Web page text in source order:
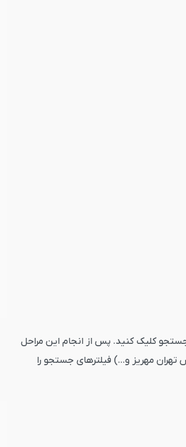
و بر گزینه جستجو کلیک کنید. پس از انجام این مراحل
مهریز و...) فیلترهای جستجو را